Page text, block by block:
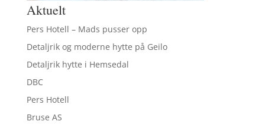
Aktuelt
Pers Hotell – Mads pusser opp
Detaljrik og moderne hytte på Geilo
Detaljrik hytte i Hemsedal
DBC
Pers Hotell
Bruse AS